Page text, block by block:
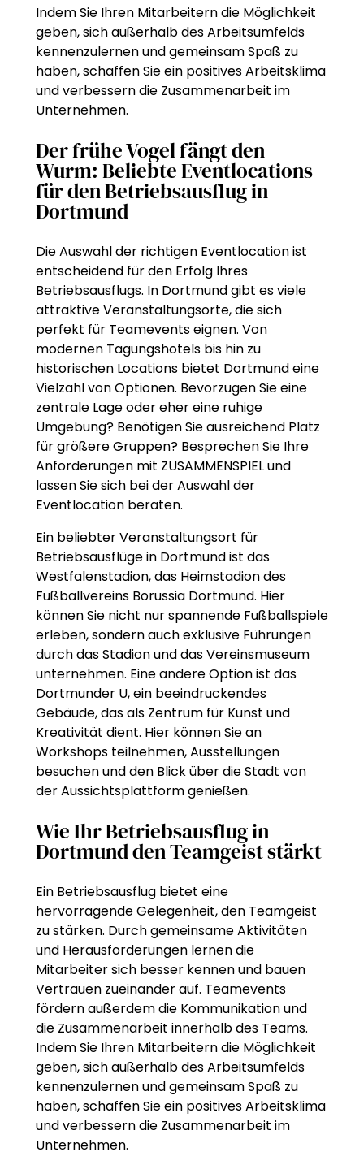
Indem Sie Ihren Mitarbeitern die Möglichkeit
geben, sich außerhalb des Arbeitsumfelds
kennenzulernen und gemeinsam Spaß zu
haben, schaffen Sie ein positives Arbeitsklima
und verbessern die Zusammenarbeit im
Unternehmen.
Der frühe Vogel fängt den
Wurm: Beliebte Eventlocations
für den Betriebsausflug in
Dortmund
Die Auswahl der richtigen Eventlocation ist
entscheidend für den Erfolg Ihres
Betriebsausflugs. In Dortmund gibt es viele
attraktive Veranstaltungsorte, die sich
perfekt für Teamevents eignen. Von
modernen Tagungshotels bis hin zu
historischen Locations bietet Dortmund eine
Vielzahl von Optionen. Bevorzugen Sie eine
zentrale Lage oder eher eine ruhige
Umgebung? Benötigen Sie ausreichend Platz
für größere Gruppen? Besprechen Sie Ihre
Anforderungen mit ZUSAMMENSPIEL und
lassen Sie sich bei der Auswahl der
Eventlocation beraten.
Ein beliebter Veranstaltungsort für
Betriebsausflüge in Dortmund ist das
Westfalenstadion, das Heimstadion des
Fußballvereins Borussia Dortmund. Hier
können Sie nicht nur spannende Fußballspiele
erleben, sondern auch exklusive Führungen
durch das Stadion und das Vereinsmuseum
unternehmen. Eine andere Option ist das
Dortmunder U, ein beeindruckendes
Gebäude, das als Zentrum für Kunst und
Kreativität dient. Hier können Sie an
Workshops teilnehmen, Ausstellungen
besuchen und den Blick über die Stadt von
der Aussichtsplattform genießen.
Wie Ihr Betriebsausflug in
Dortmund den Teamgeist stärkt
Ein Betriebsausflug bietet eine
hervorragende Gelegenheit, den Teamgeist
zu stärken. Durch gemeinsame Aktivitäten
und Herausforderungen lernen die
Mitarbeiter sich besser kennen und bauen
Vertrauen zueinander auf. Teamevents
fördern außerdem die Kommunikation und
die Zusammenarbeit innerhalb des Teams.
Indem Sie Ihren Mitarbeitern die Möglichkeit
geben, sich außerhalb des Arbeitsumfelds
kennenzulernen und gemeinsam Spaß zu
haben, schaffen Sie ein positives Arbeitsklima
und verbessern die Zusammenarbeit im
Unternehmen.